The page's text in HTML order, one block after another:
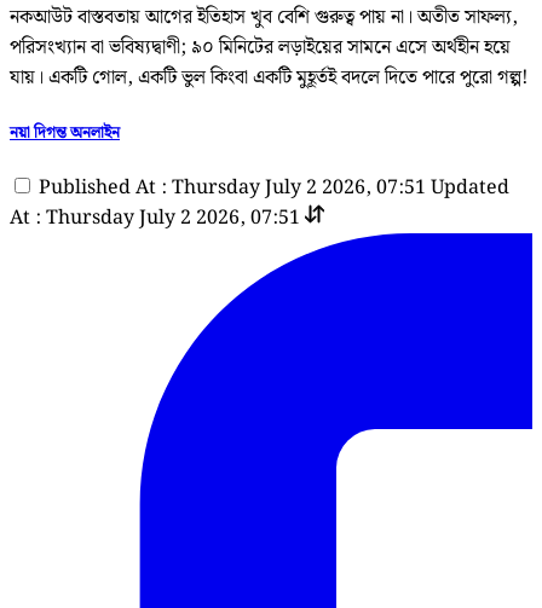
নকআউট বাস্তবতায় আগের ইতিহাস খুব বেশি গুরুত্ব পায় না। অতীত সাফল্য,
পরিসংখ্যান বা ভবিষ্যদ্বাণী; ৯০ মিনিটের লড়াইয়ের সামনে এসে অর্থহীন হয়ে
যায়। একটি গোল, একটি ভুল কিংবা একটি মুহূর্তই বদলে দিতে পারে পুরো গল্প!
নয়া দিগন্ত অনলাইন
Published At : Thursday July 2 2026, 07:51 Updated
At : Thursday July 2 2026, 07:51